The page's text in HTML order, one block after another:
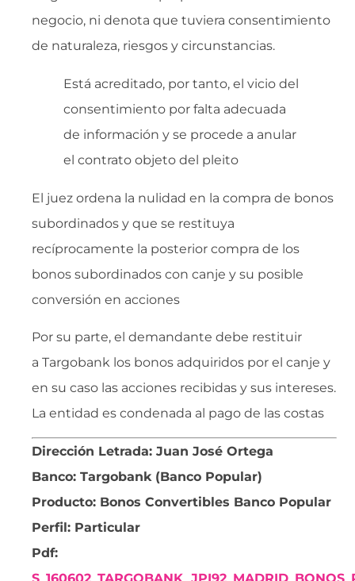
negocio, ni denota que tuviera consentimiento
de naturaleza, riesgos y circunstancias.
Está acreditado, por tanto, el vicio del
consentimiento por falta adecuada
de información y se procede a anular
el contrato objeto del pleito
El juez ordena la nulidad en la compra de bonos
subordinados y que se restituya
recíprocamente la posterior compra de los
bonos subordinados con canje y su posible
conversión en acciones
Por su parte, el demandante debe restituir
a Targobank los bonos adquiridos por el canje y
en su caso las acciones recibidas y sus intereses.
La entidad es condenada al pago de las costas
Dirección Letrada: Juan José Ortega
Banco: Targobank (Banco Popular)
Producto: Bonos Convertibles Banco Popular
Perfil: Particular
Pdf: